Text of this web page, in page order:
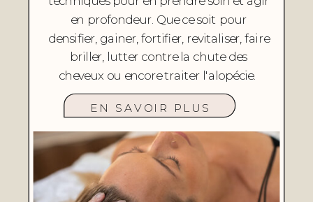
EN SAVOIR PLUS
en profondeur. Que ce soit pour
densifier, gainer, fortifier, revitaliser, faire
briller, lutter contre la chute des
cheveux ou encore traiter l'alopécie.